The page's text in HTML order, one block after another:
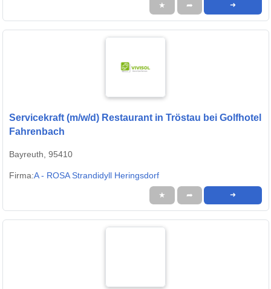
★ ➦ ➜
Servicekraft (m/w/d) Restaurant in Tröstau bei Golfhotel
Fahrenbach
Bayreuth, 95410
Firma:A - ROSA Strandidyll Heringsdorf
★ ➦ ➜